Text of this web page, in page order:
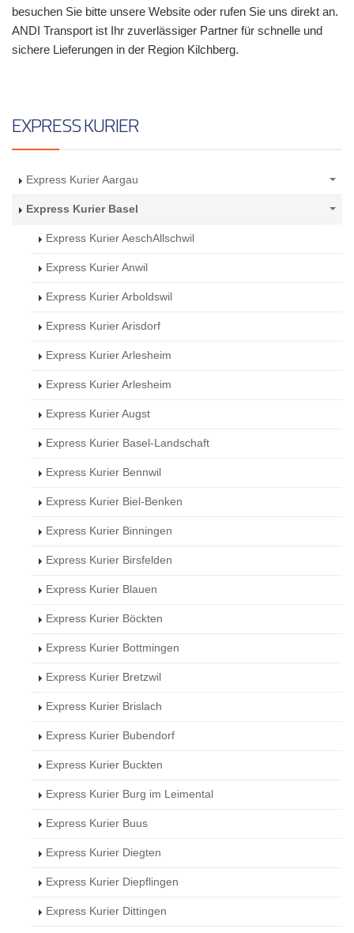
besuchen Sie bitte unsere Website oder rufen Sie uns direkt an.
ANDI Transport ist Ihr zuverlässiger Partner für schnelle und
sichere Lieferungen in der Region Kilchberg.
EXPRESS KURIER
Express Kurier Aargau
Express Kurier Basel
Express Kurier AeschAllschwil
Express Kurier Anwil
Express Kurier Arboldswil
Express Kurier Arisdorf
Express Kurier Arlesheim
Express Kurier Arlesheim
Express Kurier Augst
Express Kurier Basel-Landschaft
Express Kurier Bennwil
Express Kurier Biel-Benken
Express Kurier Binningen
Express Kurier Birsfelden
Express Kurier Blauen
Express Kurier Böckten
Express Kurier Bottmingen
Express Kurier Bretzwil
Express Kurier Brislach
Express Kurier Bubendorf
Express Kurier Buckten
Express Kurier Burg im Leimental
Express Kurier Buus
Express Kurier Diegten
Express Kurier Diepflingen
Express Kurier Dittingen